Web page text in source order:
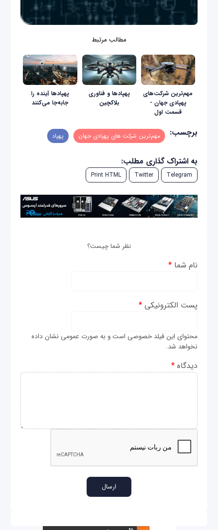
مطالب مرتبط
مهم‌ترین شرکت‌های
پهپادی جهان -
قسمت اول
پهپادها و فناوری
بلاکچین
پهپادها آینده را
جابه‌جا می‌کنند
برچسب: مهم‌ترین شرکت‌ های پهپادی جهان پهپاد
به اشتراک گذاری مطلب:
Telegram
Twitter
Print HTML
نظر شما چیست؟
نام شما*
پست الکترونیکی*
محتوای این فیلد خصوصی است و به صورت عمومی نشان داده
نخواهد شد.
دیدگاه*